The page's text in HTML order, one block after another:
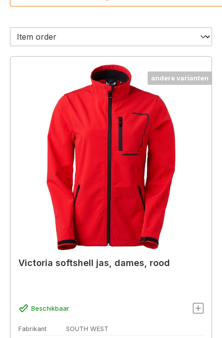
andere varianten
Victoria softshell jas, dames, rood
Beschikbaar
Fabrikant
SOUTH WEST